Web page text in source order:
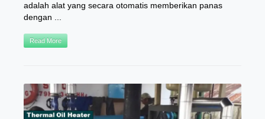
adalah alat yang secara otomatis memberikan panas
dengan ...
Read More